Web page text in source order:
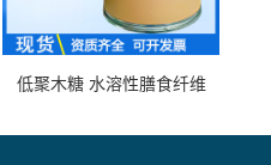
低聚木糖 水溶性膳食纤维